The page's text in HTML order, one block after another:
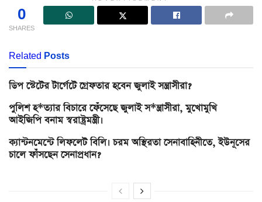
0
SHARES
Related Posts
ডিপ স্টেটের টার্গেটে গ্রেফতার হবেন জুলাই সন্ত্রাসীরা?
পুলিশ হ*ত্যার বিচারে ফেঁসেছে জুলাই স*ন্ত্রাসীরা, মুখোমুখি
আইজিপি বনাম স্বরাষ্ট্রমন্ত্রী।
ক্যান্টনমেন্টে লিফলেট বিলি। চরম অস্থিরতা সেনাবাহিনীতে, ইউনূসের
চালে ফাঁসছেন সেনাপ্রধান?